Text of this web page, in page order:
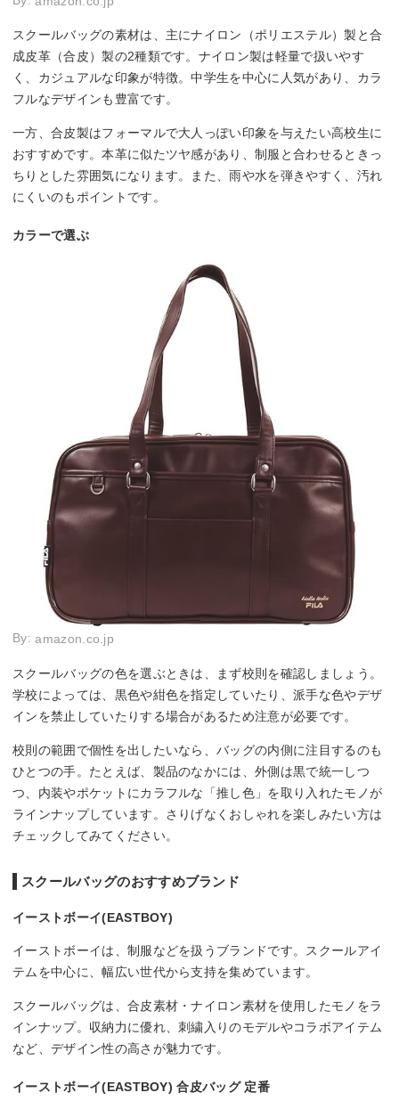
スクールバッグの素材は、主にナイロン（ポリエステル）製と合
成皮革（合皮）製の2種類です。ナイロン製は軽量で扱いやす
く、カジュアルな印象が特徴。中学生を中心に人気があり、カラ
フルなデザインも豊富です。
一方、合皮製はフォーマルで大人っぽい印象を与えたい高校生に
おすすめです。本革に似たツヤ感があり、制服と合わせるときっ
ちりとした雰囲気になります。また、雨や水を弾きやすく、汚れ
にくいのもポイントです。
カラーで選ぶ
By:amazon.co.jp
スクールバッグの色を選ぶときは、まず校則を確認しましょう。
学校によっては、黒色や紺色を指定していたり、派手な色やデザ
インを禁止していたりする場合があるため注意が必要です。
校則の範囲で個性を出したいなら、バッグの内側に注目するのも
ひとつの手。たとえば、製品のなかには、外側は黒で統一しつ
つ、内装やポケットにカラフルな「推し色」を取り入れたモノが
ラインナップしています。さりげなくおしゃれを楽しみたい方は
チェックしてみてください。
スクールバッグのおすすめブランド
イーストボーイ(EASTBOY)
イーストボーイは、制服などを扱うブランドです。スクールアイ
テムを中心に、幅広い世代から支持を集めています。
スクールバッグは、合皮素材・ナイロン素材を使用したモノをラ
インナップ。収納力に優れ、刺繍入りのモデルやコラボアイテム
など、デザイン性の高さが魅力です。
イーストボーイ(EASTBOY) 合皮バッグ 定番